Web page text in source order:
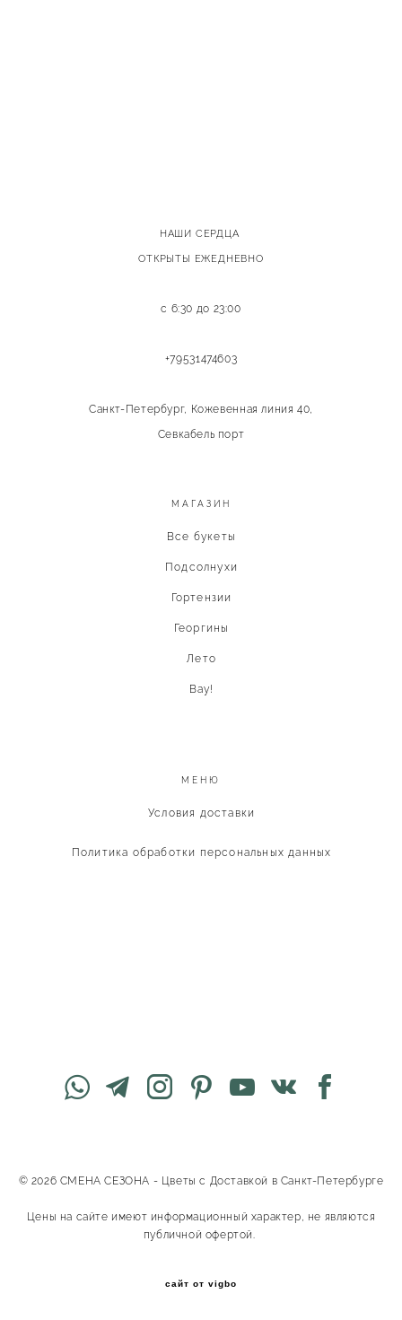
НАШИ СЕРДЦА
ОТКРЫТЫ ЕЖЕДНЕВНО
с 6:30 до 23:00
+79531474603
Санкт-Петербург, Кожевенная линия 40,
Севкабель порт
МАГАЗИН
Все букеты
Подсолнухи
Гортензии
Георгины
Лето
Вау!
МЕНЮ
Условия доставки
Политика обработки персональных данных
© 2026 СМЕНА СЕЗОНА - Цветы с Доставкой в Санкт-Петербурге
Цены на сайте имеют информационный характер, не являются
публичной офертой.
сайт от vigbo